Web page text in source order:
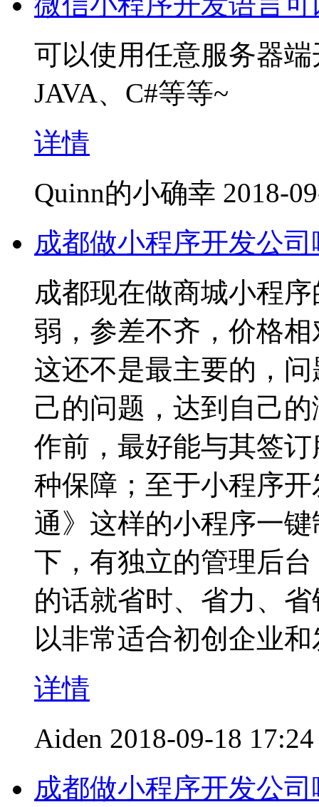
可以使用任意服务器
JAVA、C#等等~
详情
Quinn的小确幸 2018-
成都做小程序开发公
成都现在做商城小程
弱，参差不齐，价格
这还不是最主要的，
己的问题，达到自己
作前，最好能与其签
种保障；至于小程序
通》这样的小程序一
下，有独立的管理后
的话就省时、省力、
以非常适合初创企业
详情
Aiden 2018-09-18 17:24
成都做小程序开发公